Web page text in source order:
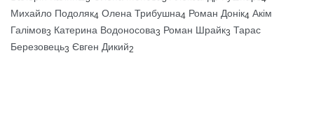
Михайло Подоляк4 Олена Трибушна4 Роман Донік4 Акім
Галімов3 Катерина Водоносова3 Роман Шрайк3 Тарас
Березовець3 Євген Дикий2